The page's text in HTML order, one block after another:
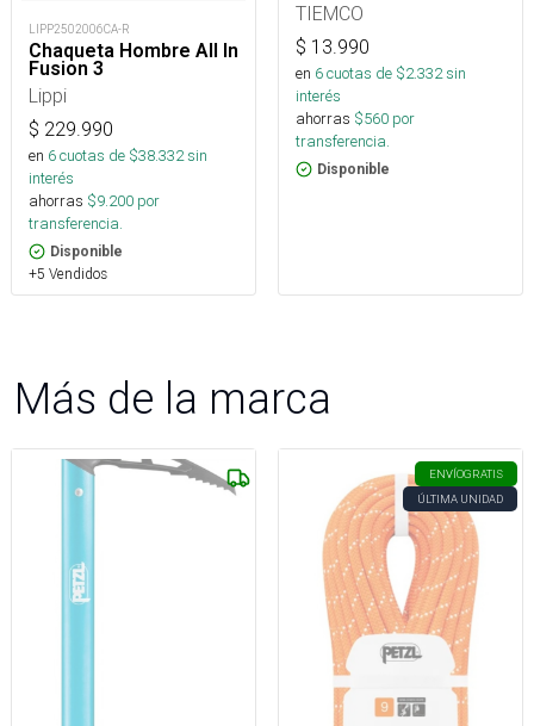
LIPP2502006CA-R
Chaqueta Hombre All In
Fusion 3
Lippi
$ 229.990
en 6cuotas de $38.332sin
interés
ahorras $9.200 por
transferencia.
Disponible
+5 Vendidos
TIEMCO
$ 13.990
en 6cuotas de $2.332sin
interés
ahorras $560 por
transferencia.
Disponible
Más de la marca
ENVÍOGRATIS
ÚLTIMA UNIDAD